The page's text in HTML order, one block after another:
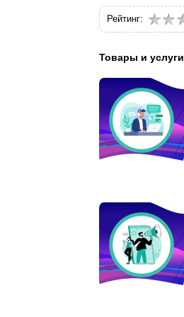
Рейтинг:
Товары и услуги